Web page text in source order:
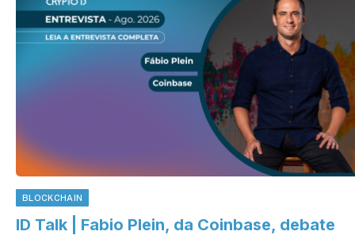
BLOCKCHAIN
ID Talk | Fabio Plein, da Coinbase, debate